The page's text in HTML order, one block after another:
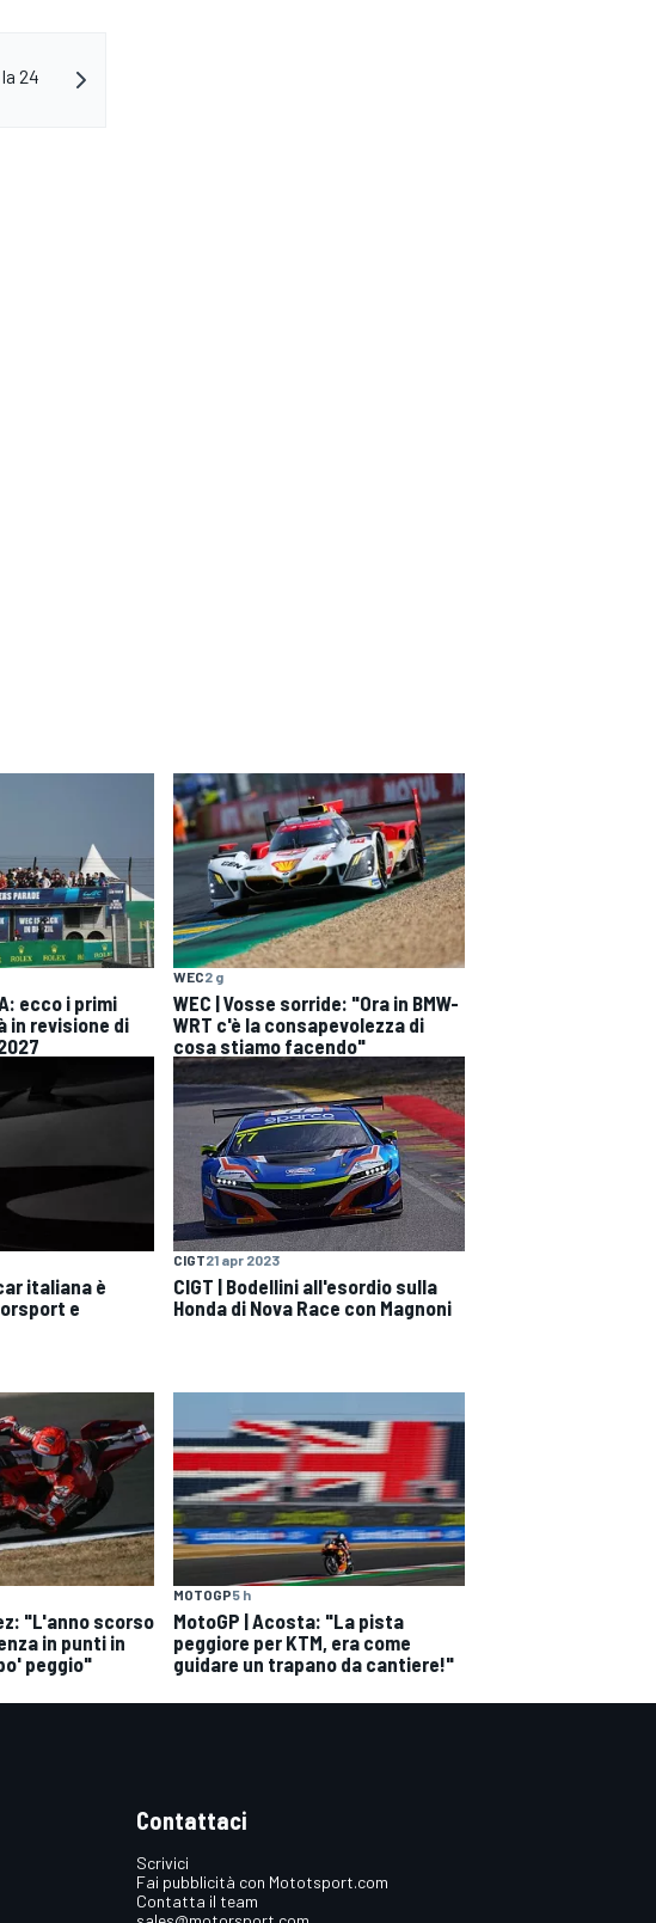
24
ecco i primi
in revisione di
WEC2 g
WEC | Vosse sorride: "Ora in BMW-
WRT c'è la consapevolezza di
cosa stiamo facendo"
italiana è
e
CIGT21 apr 2023
CIGT | Bodellini all'esordio sulla
Honda di Nova Race con Magnoni
"L'anno scorso
in punti in
peggio"
MOTOGP5 h
MotoGP | Acosta: "La pista
peggiore per KTM, era come
guidare un trapano da cantiere!"
Contattaci
Scrivici
Fai pubblicità con Mototsport.com
Contatta il team